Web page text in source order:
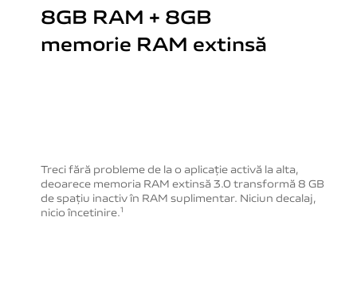
8GB RAM + 8GB
memorie RAM extinsă
Treci fără probleme de la o aplicație activă la alta,
deoarece memoria RAM extinsă 3.0 transformă 8 GB
despațiu inactiv în RAM suplimentar. Niciun decalaj,
nicio încetinire.1